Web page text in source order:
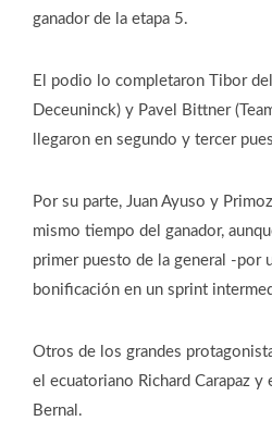
ganador de la etapa 5.
El podio lo completaron Tibor
Deceuninck) y Pavel Bittner
llegaron en segundo y tercer
Por su parte, Juan Ayuso y
mismo tiempo del ganador,
primer puesto de la general -por
bonificación en un sprint
Otros de los grandes
el ecuatoriano Richard Carapaz y
Bernal.